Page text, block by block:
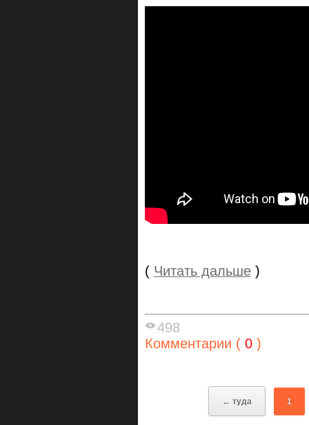
( Читать дальше )
498
Комментарии ( 0 )
← туда 1